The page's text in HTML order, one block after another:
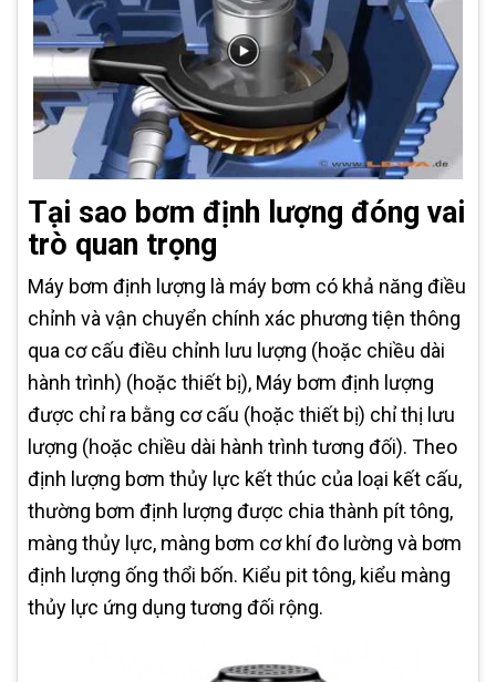
Tại sao bơm định lượng đóng vai
trò quan trọng
Máy bơm định lượng là máy bơm có khả năng điều
chỉnh và vận chuyển chính xác phương tiện thông
qua cơ cấu điều chỉnh lưu lượng (hoặc chiều dài
hành trình) (hoặc thiết bị), Máy bơm định lượng
được chỉ ra bằng cơ cấu (hoặc thiết bị) chỉ thị lưu
lượng (hoặc chiều dài hành trình tương đối). Theo
định lượng bơm thủy lực kết thúc của loại kết cấu,
thường bơm định lượng được chia thành pít tông,
màng thủy lực, màng bơm cơ khí đo lường và bơm
định lượng ống thổi bốn. Kiểu pit tông, kiểu màng
thủy lực ứng dụng tương đối rộng.